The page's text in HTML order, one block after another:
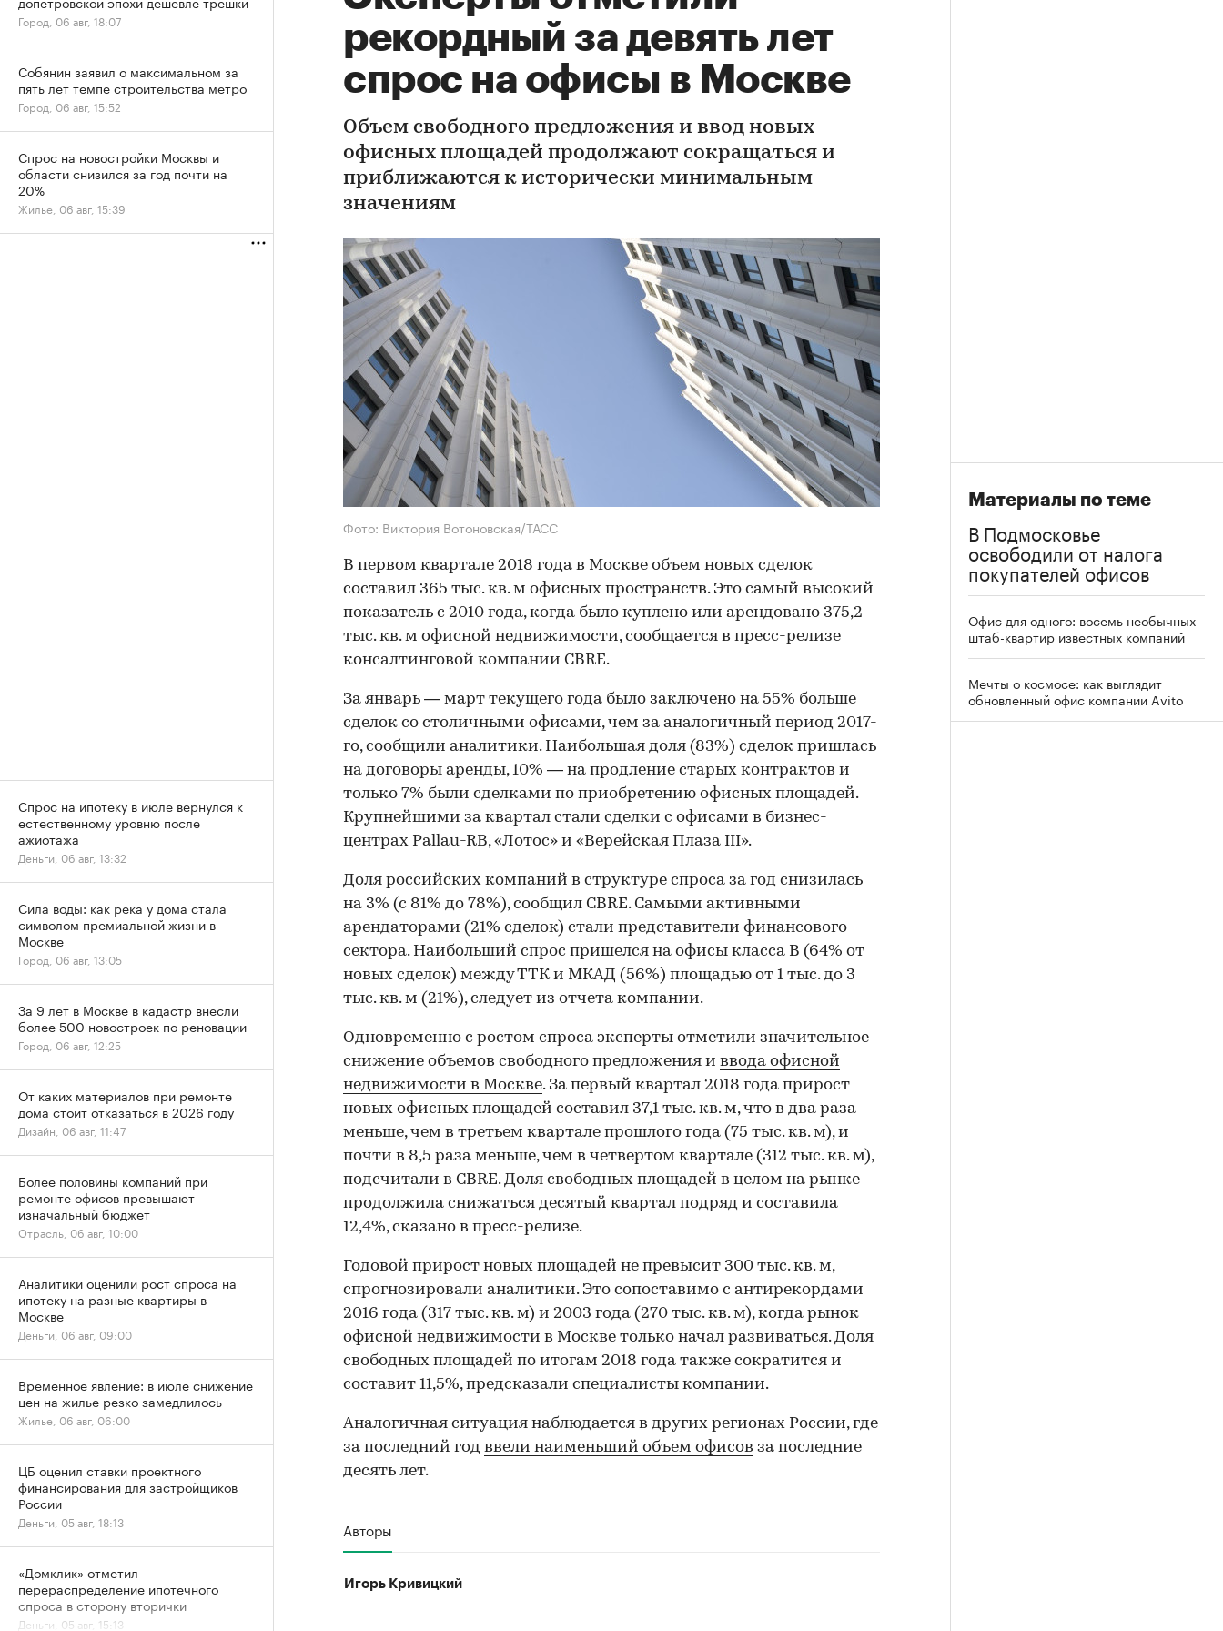
рекордный за девять лет
спрос на офисы в Москве
Объем свободного предложения и ввод новых
офисных площадей продолжают сокращаться и
приближаются к исторически минимальным
значениям
Фото: Виктория Вотоновская/ТАСС
В первом квартале 2018 года в Москве объем новых сделок
составил 365 тыс. кв. м офисных пространств. Это самый высокий
показатель с 2010 года, когда было куплено или арендовано 375,2
тыс. кв. м офисной недвижимости, сообщается в пресс-релизе
консалтинговой компании CBRE.
За январь — март текущего года было заключено на 55% больше
сделок со столичными офисами, чем за аналогичный период 2017-
го, сообщили аналитики. Наибольшая доля (83%) сделок пришлась
на договоры аренды, 10% — на продление старых контрактов и
только 7% были сделками по приобретению офисных площадей.
Крупнейшими за квартал стали сделки с офисами в бизнес-
центрах Pallau-RB, «Лотос» и «Верейская Плаза III».
Доля российских компаний в структуре спроса за год снизилась
на 3% (с 81% до 78%), сообщил CBRE. Самыми активными
арендаторами (21% сделок) стали представители финансового
сектора. Наибольший спрос пришелся на офисы класса В (64% от
новых сделок) между ТТК и МКАД (56%) площадью от 1 тыс. до 3
тыс. кв. м (21%), следует из отчета компании.
Одновременно с ростом спроса эксперты отметили значительное
снижение объемов свободного предложения и ввода офисной
недвижимости в Москве. За первый квартал 2018 года прирост
новых офисных площадей составил 37,1 тыс. кв. м, что в два раза
меньше, чем в третьем квартале прошлого года (75 тыс. кв. м), и
почти в 8,5 раза меньше, чем в четвертом квартале (312 тыс. кв. м),
подсчитали в CBRE. Доля свободных площадей в целом на рынке
продолжила снижаться десятый квартал подряд и составила
12,4%, сказано в пресс-релизе.
Годовой прирост новых площадей не превысит 300 тыс. кв. м,
спрогнозировали аналитики. Это сопоставимо с антирекордами
2016 года (317 тыс. кв. м) и 2003 года (270 тыс. кв. м), когда рынок
офисной недвижимости в Москве только начал развиваться. Доля
свободных площадей по итогам 2018 года также сократится и
составит 11,5%, предсказали специалисты компании.
Аналогичная ситуация наблюдается в других регионах России, где
за последний год ввели наименьший объем офисов за последние
десять лет.
Авторы
Игорь Кривицкий
Материалы по теме
В Подмосковье
освободили от налога
покупателей офисов
Офис для одного: восемь необычных
штаб-квартир известных компаний
Мечты о космосе: как выглядит
обновленный офис компании Avito
Город, 06 авг, 18:07
Собянин заявил о максимальном за
пять лет темпе строительства метро
Город, 06 авг, 15:52
Спрос на новостройки Москвы и
области снизился за год почти на
20%
Жилье, 06 авг, 15:39
Спрос на ипотеку в июле вернулся к
естественному уровню после
ажиотажа
Деньги, 06 авг, 13:32
Сила воды: как река у дома стала
символом премиальной жизни в
Москве
Город, 06 авг, 13:05
За 9 лет в Москве в кадастр внесли
более 500 новостроек по реновации
Город, 06 авг, 12:25
От каких материалов при ремонте
дома стоит отказаться в 2026 году
Дизайн, 06 авг, 11:47
Более половины компаний при
ремонте офисов превышают
изначальный бюджет
Отрасль, 06 авг, 10:00
Аналитики оценили рост спроса на
ипотеку на разные квартиры в
Москве
Деньги, 06 авг, 09:00
Временное явление: в июле снижение
цен на жилье резко замедлилось
Жилье, 06 авг, 06:00
ЦБ оценил ставки проектного
финансирования для застройщиков
России
Деньги, 05 авг, 18:13
«Домклик» отметил
перераспределение ипотечного
спроса в сторону вторички
Деньги, 05 авг, 15:13